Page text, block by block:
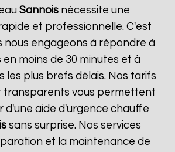
Sannois nécessite une
et professionnelle. C'est
nous engageons à répondre à
moins de 30 minutes et à
les plus brefs délais. Nos tarifs
transparents vous permettent
d'une aide d'urgence chauffe
sans surprise. Nos services
et la maintenance de